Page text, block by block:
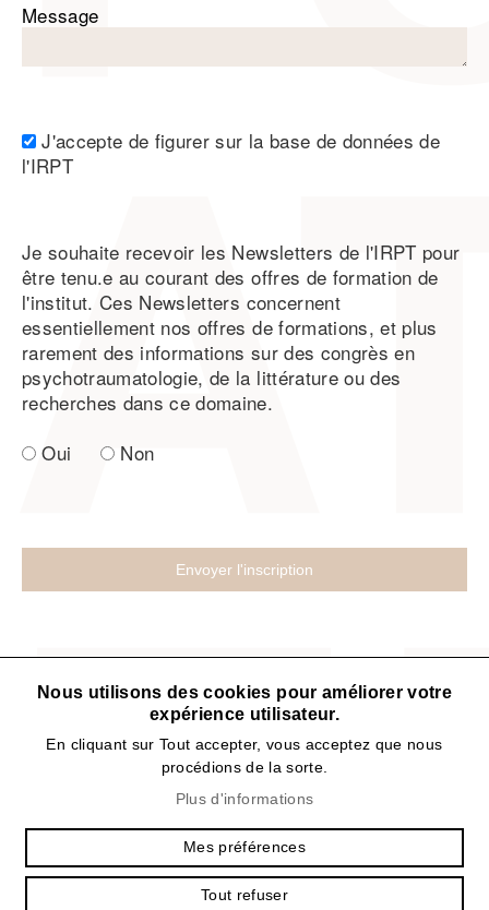
Message
J'accepte de figurer sur la base de données de
l'IRPT
Je souhaite recevoir les Newsletters de l'IRPT pour
être tenu.e au courant des offres de formation de
l'institut. Ces Newsletters concernent
essentiellement nos offres de formations, et plus
rarement des informations sur des congrès en
psychotraumatologie, de la littérature ou des
recherches dans ce domaine.
Oui
Non
Avenue de Montchoisi 21
1006 Lausanne - Suisse
secretariat@irpt.ch
Nous utilisons des cookies pour améliorer votre
expérience utilisateur.
En cliquant sur Tout accepter, vous acceptez que nous
procédions de la sorte.
Plus d'informations
Mes préférences
Tout refuser